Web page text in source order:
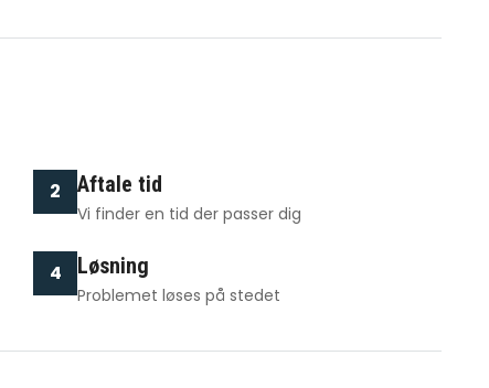
2 Aftale tid
Vi finder en tid der passer dig
4 Løsning
Problemet løses på stedet